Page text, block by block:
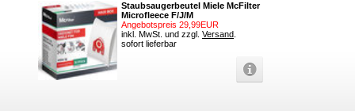
Staubsaugerbeutel Miele McFilter
Microfleece F/J/M
Angebotspreis 29,99EUR
inkl. MwSt. und zzgl. Versand
sofort lieferbar